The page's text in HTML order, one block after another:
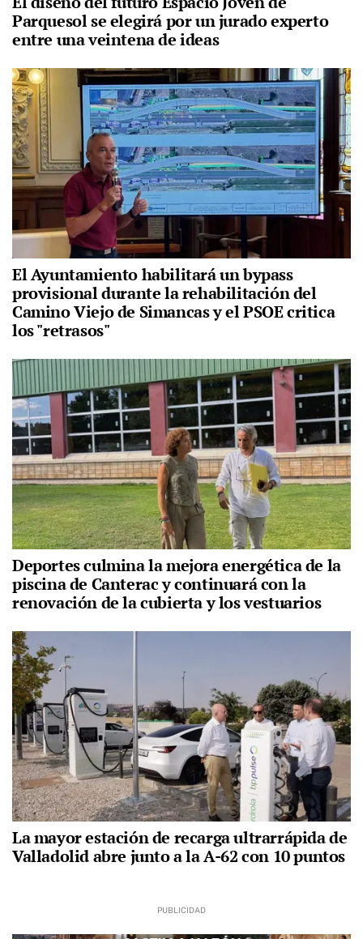
Parquesol se elegirá por un jurado experto
entre una veintena de ideas
El Ayuntamiento habilitará un bypass
provisional durante la rehabilitación del
Camino Viejo de Simancas y el PSOE critica
los "retrasos"
Deportes culmina la mejora energética de la
piscina de Canterac y continuará con la
renovación de la cubierta y los vestuarios
La mayor estación de recarga ultrarrápida de
Valladolid abre junto a la A-62 con 10 puntos